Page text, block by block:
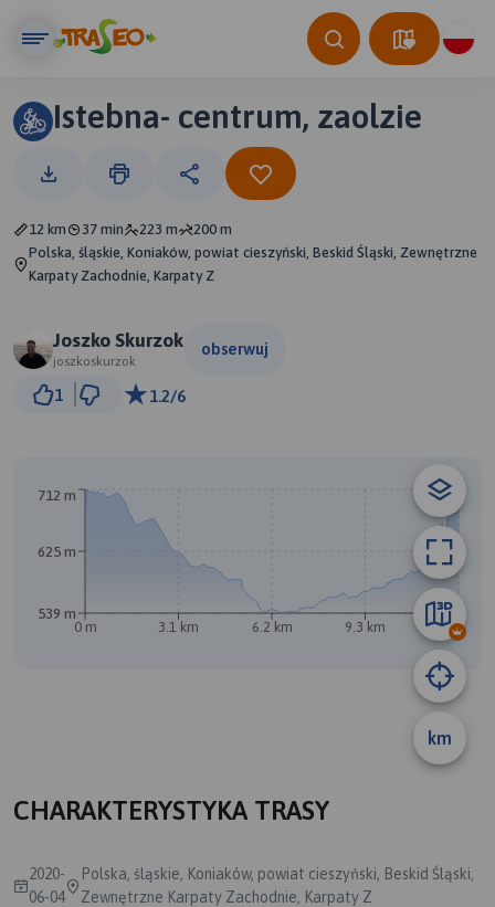
Istebna- centrum, zaolzie
12 km 37 min 223 m
200 m
Polska, śląskie, Koniaków, powiat cieszyński, Beskid Śląski, Zewnętrzne
Karpaty Zachodnie, Karpaty Z
Joszko Skurzok
joszkoskurzok
obserwuj
1 1.2/6
km
0 m 3.1 km 6.2 km 9.3 km 12 km
539 m
625 m
712 m
CHARAKTERYSTYKA TRASY
2020-
06-04
Polska, śląskie, Koniaków, powiat cieszyński, Beskid Śląski,
Zewnętrzne Karpaty Zachodnie, Karpaty Z